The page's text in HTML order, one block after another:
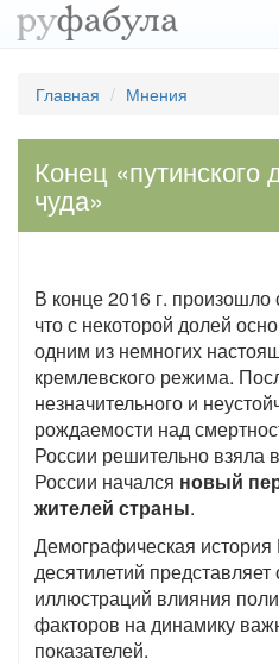
Главная Мнения
Конец «путинского
чуда»
В конце 2016 г.
что с некоторой долей
одним из немногих
кремлевского режима.
незначительного и
рождаемости над
России решительно взяла
России начался новый
жителей страны.
Демографическая история
десятилетий
иллюстраций влияния
факторов на динамику
показателей.